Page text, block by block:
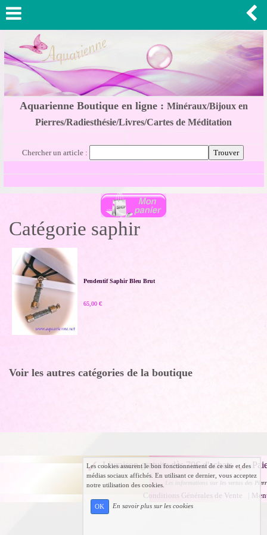
Aquarienne Boutique en ligne : Minéraux/Bijoux en
Pierres/Radiesthésie/Livres/Cartes de Méditation
Chercher un article :
Catégorie saphir
Pendentif Saphir Bleu Brut
65,00 €
Voir les autres catégories de la boutique
Livraison gratuite dès 70€ d'achats
Les informations sur les vertus des
Conditions Générales de Vente
Les cookies assurent le bon fonctionnement de ce site et des
médias sociaux affichés. En utilisant ce dernier, vous acceptez
notre utilisation des cookies.
OK En savoir plus sur les cookies